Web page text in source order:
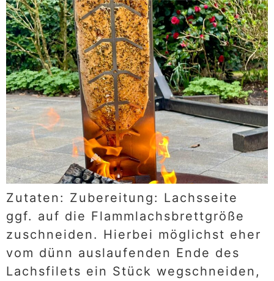
Zutaten: Zubereitung: Lachsseite
ggf. auf die Flammlachsbrettgröße
zuschneiden. Hierbei möglichst eher
vom dünn auslaufenden Ende des
Lachsfilets ein Stück wegschneiden,